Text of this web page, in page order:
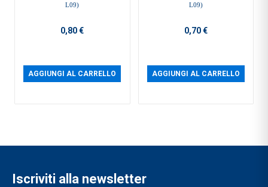
L09)
0,80 €
AGGIUNGI AL CARRELLO
L09)
0,70 €
AGGIUNGI AL CARRELLO
Iscriviti alla newsletter